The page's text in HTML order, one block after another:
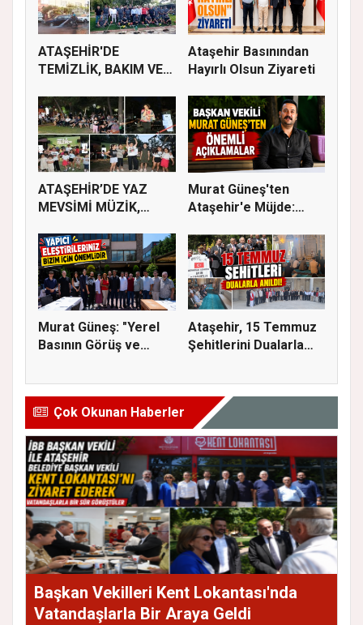
ATAŞEHİR'DE
TEMİZLİK, BAKIM VE
Ataşehir Basınından
Hayırlı Olsun Ziyareti
ATAŞEHİR’DE YAZ
MEVSİMİ MÜZİK,
Murat Güneş'ten
Ataşehir'e Müjde:
Murat Güneş: "Yerel
Basının Görüş ve
Ataşehir, 15 Temmuz
Şehitlerini Dualarla
Çok Okunan Haberler
Başkan Vekilleri Kent Lokantası'nda
Vatandaşlarla Bir Araya Geldi